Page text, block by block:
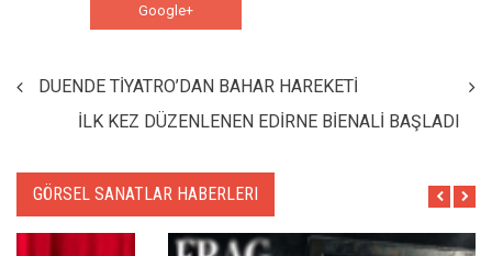
Google+
DUENDE TİYATRO’DAN BAHAR HAREKETİ
İLK KEZ DÜZENLENEN EDİRNE BİENALİ BAŞLADI
GÖRSEL SANATLAR HABERLERI